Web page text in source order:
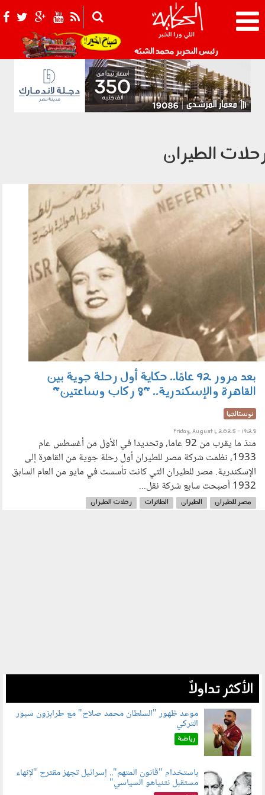
رئيس التحرير محمد الشبّه 021_2.png
الطيران
0108004.jpg
بعد مرور 92 عامًا.. حكاية أول رحلة جوية بين
القاهرة والإسكندرية.. "8 ركاب وساعتين"
نوستالجيا
Friday, August 1, 2025 - 19:28
منذ ما يقرب من 92 عاما، وتحديدا في الأول من أغسطس عام
1933، نظمت شركة مصر للطيران أول رحلة جوية من القاهرة إلى
الإسكندرية. مصر للطيران التي كانت تأسست في مايو من العام السابق
1932 أصبحت سابع شركة نقل...
مصر للطيران الطيران الطائرات رحلات الطيران
الأكثر تداولاً
090802.jpg
موعد ظهور "السلطان محمد صلاح" مع طرابزون سبور
التركي
رياضة
090801.jpg
باستخدام "قانون المتهم".. إسرائيل تجهز مقترح "لإنهاء
مستقبل نتنياهو السياسي"